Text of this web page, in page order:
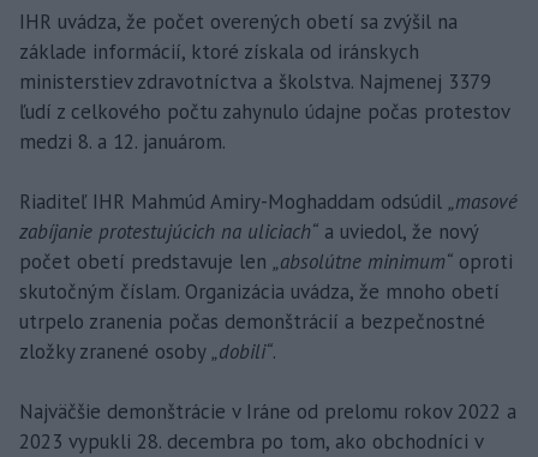
IHR uvádza, že počet overených obetí sa zvýšil na
základe informácií, ktoré získala od iránskych
ministerstiev zdravotníctva a školstva. Najmenej 3379
ľudí z celkového počtu zahynulo údajne počas protestov
medzi 8. a 12. januárom.
Riaditeľ IHR Mahmúd Amiry-Moghaddam odsúdil „masové
zabíjanie protestujúcich na uliciach“ a uviedol, že nový
počet obetí predstavuje len „absolútne minimum“ oproti
skutočným číslam. Organizácia uvádza, že mnoho obetí
utrpelo zranenia počas demonštrácií a bezpečnostné
zložky zranené osoby„dobili“.
Najväčšie demonštrácie v Iráne od prelomu rokov 2022 a
2023 vypukli 28. decembra po tom, ako obchodníci v